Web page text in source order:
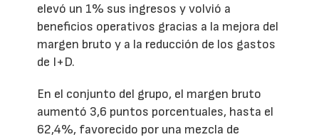
elevó un 1% sus ingresos y volvió a
beneficios operativos gracias a la mejora del
margen bruto y a la reducción de los gastos
de I+D.
En el conjunto del grupo, el margen bruto
aumentó 3,6 puntos porcentuales, hasta el
62,4%, favorecido por una mezcla de